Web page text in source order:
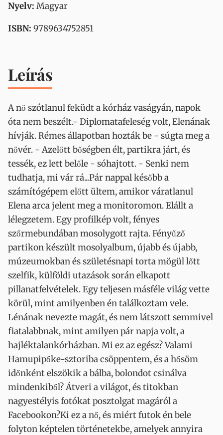
Nyelv: Magyar
ISBN: 9789634752851
Leírás
A nő szótlanul feküdt a kórház vaságyán, napok
óta nem beszélt.- Diplomatafeleség volt, Elenának
hívják. Rémes állapotban hozták be - súgta meg a
nővér. - Azelőtt bőségben élt, partikra járt, és
tessék, ez lett belőle - sóhajtott. - Senki nem
tudhatja, mi vár rá...Pár nappal később a
számítógépem előtt ültem, amikor váratlanul
Elena arca jelent meg a monitoromon. Elállt a
lélegzetem. Egy profilkép volt, fényes
szőrmebundában mosolygott rajta. Fényűző
partikon készült mosolyalbum, újabb és újabb,
múzeumokban és születésnapi torta mögül lőtt
szelfik, külföldi utazások során elkapott
pillanatfelvételek. Egy teljesen másféle világ vette
körül, mint amilyenben én találkoztam vele.
Lénának nevezte magát, és nem látszott semmivel
fiatalabbnak, mint amilyen pár napja volt, a
hajléktalankórházban. Mi ez az egész? Valami
Hamupipőke-sztoriba csöppentem, és a hősöm
időnként elszökik a bálba, bolondot csinálva
mindenkiből? Átveri a világot, és titokban
nagyestélyis fotókat posztolgat magáról a
Facebookon?Ki ez a nő, és miért futok én bele
folyton képtelen történetekbe, amelyek annyira